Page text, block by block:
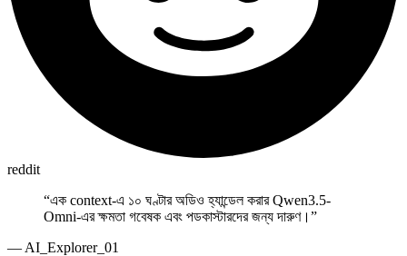
reddit
“এক context-এ ১০ ঘণ্টার অডিও হ্যান্ডেল করার Qwen3.5-
Omni-এর ক্ষমতা গবেষক এবং পডকাস্টারদের জন্য দারুণ। ”
— AI_Explorer_01